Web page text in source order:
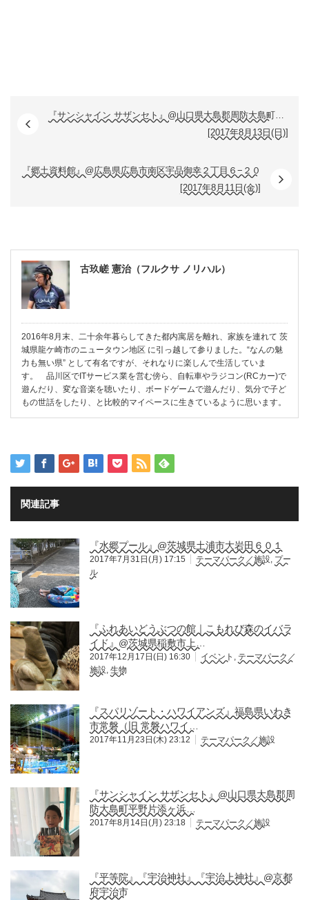
『サンシャイン サザンセト』@山口県大島郡周防大島町平野片添ヶ浜（一日目）
[2017年8月13日(日)]
『郷土資料館』@広島県広島市南区宇品御幸２丁目６−２０
[2017年8月11日(金)]
古玖嵯 憲治（フルクサ ノリハル）
2016年8月末、二十余年暮らしてきた都内寓居を離れ、家族を連れて 茨
城県龍ケ崎市のニュータウン地区 に引っ越して参りました。“なんの魅
力も無い県” として有名ですが、それなりに楽しんで生活していま
す。 品川区でITサービス業を営む傍ら、自転車やラジコン(RCカー)で
遊んだり、変な音楽を聴いたり、ボードゲームで遊んだり、気分で子ど
もの世話をしたり、と比較的マイペースに生きているように思います。
関連記事
『水郷プール』@茨城県土浦市大岩田６０１
2017年7月31日(月) 17:15 テーマパーク／施設, プー
ル
『ふれあいどうぶつの館｜こもれび森のイバラ
イド』@茨城県稲敷市上…
2017年12月17日(日) 16:30 イベント , テーマパーク／
施設, 生物
『スパリゾート・ハワイアンズ』福島県いわき
市常磐（旧 常磐ハワイ…
2017年11月23日(木) 23:12 テーマパーク／施設
『サンシャイン サザンセト』@山口県大島郡周
防大島町平野片添ヶ浜…
2017年8月14日(月) 23:18 テーマパーク／施設
『平等院』『宇治神社』『宇治上神社』@京都
府宇治市